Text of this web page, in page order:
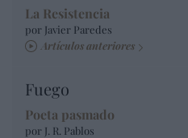
La Resistencia
por Javier Paredes
Artículos anteriores
Fuego
Poeta pasmado
por J. R. Pablos